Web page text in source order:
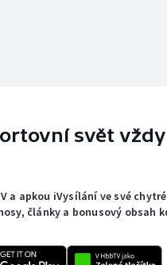
svět
a apkou iVysílání ve své
články a bonusový obsah